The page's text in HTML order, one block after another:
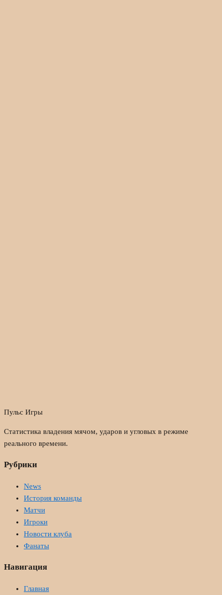
Пульс Игры
Статистика владения мячом, ударов и угловых в режиме
реального времени.
Рубрики
News
История команды
Матчи
Игроки
Новости клуба
Фанаты
Навигация
Главная